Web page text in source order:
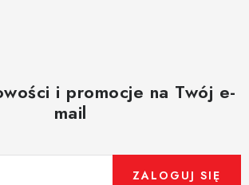
i promocje na Twój e-
mail
ZALOGUJ SIĘ